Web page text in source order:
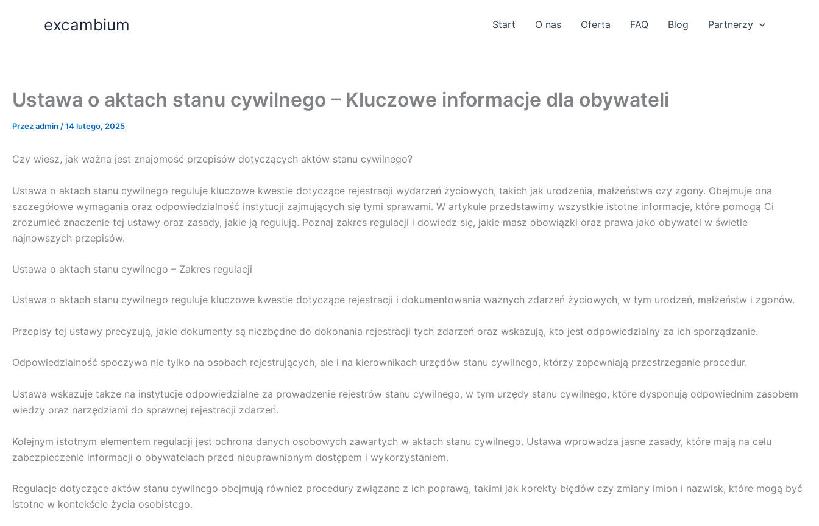
excambium Start O nas Oferta FAQ Blog Partnerzy
Ustawa o aktach stanu cywilnego – Kluczowe informacje dla obywateli
Przezadmin /14 lutego, 2025
Czy wiesz, jak ważna jest znajomość przepisów dotyczących aktów stanu cywilnego?
Ustawa o aktach stanu cywilnego reguluje kluczowe kwestie dotyczące rejestracji wydarzeń życiowych, takich jak urodzenia, małżeństwa czy zgony. Obejmuje ona
szczegółowe wymagania oraz odpowiedzialność instytucji zajmujących się tymi sprawami. W artykule przedstawimy wszystkie istotne informacje, które pomogą Ci
zrozumieć znaczenie tej ustawy oraz zasady, jakie ją regulują. Poznaj zakres regulacji i dowiedz się, jakie masz obowiązki oraz prawa jako obywatel w świetle
najnowszych przepisów.
Ustawa o aktach stanu cywilnego – Zakres regulacji
Ustawa o aktach stanu cywilnego reguluje kluczowe kwestie dotyczące rejestracji i dokumentowania ważnych zdarzeń życiowych, w tym urodzeń, małżeństw i zgonów.
Przepisy tej ustawy precyzują, jakie dokumenty są niezbędne do dokonania rejestracji tych zdarzeń oraz wskazują, kto jest odpowiedzialny za ich sporządzanie.
Odpowiedzialność spoczywa nie tylko na osobach rejestrujących, ale i na kierownikach urzędów stanu cywilnego, którzy zapewniają przestrzeganie procedur.
Ustawa wskazuje także na instytucje odpowiedzialne za prowadzenie rejestrów stanu cywilnego, w tym urzędy stanu cywilnego, które dysponują odpowiednim zasobem
wiedzy oraz narzędziami do sprawnej rejestracji zdarzeń.
Kolejnym istotnym elementem regulacji jest ochrona danych osobowych zawartych w aktach stanu cywilnego. Ustawa wprowadza jasne zasady, które mają na celu
zabezpieczenie informacji o obywatelach przed nieuprawnionym dostępem i wykorzystaniem.
Regulacje dotyczące aktów stanu cywilnego obejmują również procedury związane z ich poprawą, takimi jak korekty błędów czy zmiany imion i nazwisk, które mogą być
istotne w kontekście życia osobistego.